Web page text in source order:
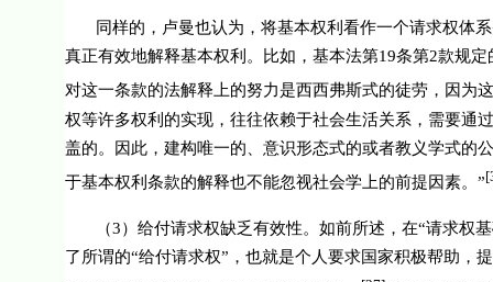
同样的，卢曼也认为，将基本权利看作一个请求权体
真正有效地解释基本权利。比如，基本法第19条第2款规定
对这一条款的法解释上的努力是西西弗斯式的徒劳，因为
权等许多权利的实现，往往依赖于社会生活关系，需要通
盖的。因此，建构唯一的、意识形态式的或者教义学式的
于基本权利条款的解释也不能忽视社会学上的前提因素。”
（3）给付请求权缺乏有效性。如前所述，在“请求权
了所谓的“给付请求权”，也就是个人要求国家积极帮助，